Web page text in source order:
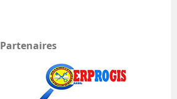
Partenaires